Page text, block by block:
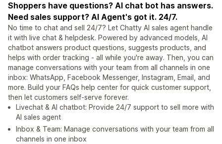
Shoppers have questions? AI chat bot has answers.
Need sales support? AI Agent's got it. 24/7.
No time to chat and sell 24/7? Let Chatty AI sales agent handle
it with live chat & helpdesk. Powered by advanced models, AI
chatbot answers product questions, suggests products, and
helps with order tracking - all while you're away. Then, you can
manage conversations with your team from all channels in one
inbox: WhatsApp, Facebook Messenger, Instagram, Email, and
more. Build your FAQs help center for quick customer support,
then let customers self-serve forever.
Livechat & AI chatbot: Provide 24/7 support to sell more with
AI sales agent
Inbox & Team: Manage conversations with your team from all
channels in one inbox